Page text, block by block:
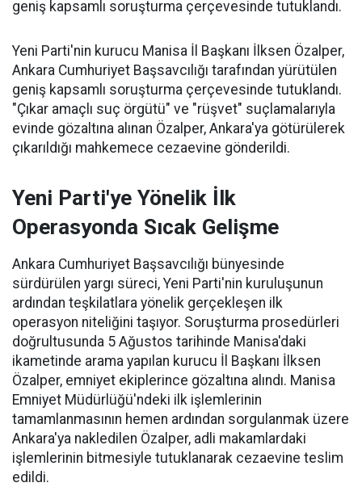
geniş kapsamlı soruşturma çerçevesinde tutuklandı.
Yeni Parti'nin kurucu Manisa İl Başkanı İlksen Özalper,
Ankara Cumhuriyet Başsavcılığı tarafından yürütülen
geniş kapsamlı soruşturma çerçevesinde tutuklandı.
"Çıkar amaçlı suç örgütü" ve "rüşvet" suçlamalarıyla
evinde gözaltına alınan Özalper, Ankara'ya götürülerek
çıkarıldığı mahkemece cezaevine gönderildi.
Yeni Parti'ye Yönelik İlk
Operasyonda Sıcak Gelişme
Ankara Cumhuriyet Başsavcılığı bünyesinde
sürdürülen yargı süreci, Yeni Parti'nin kuruluşunun
ardından teşkilatlara yönelik gerçekleşen ilk
operasyon niteliğini taşıyor. Soruşturma prosedürleri
doğrultusunda 5 Ağustos tarihinde Manisa'daki
ikametinde arama yapılan kurucu İl Başkanı İlksen
Özalper, emniyet ekiplerince gözaltına alındı. Manisa
Emniyet Müdürlüğü'ndeki ilk işlemlerinin
tamamlanmasının hemen ardından sorgulanmak üzere
Ankara'ya nakledilen Özalper, adli makamlardaki
işlemlerinin bitmesiyle tutuklanarak cezaevine teslim
edildi.